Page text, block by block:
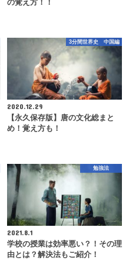
の覚え方！！
3分間世界史 中国編
2020.12.29
【永久保存版】唐の文化総まと
め！覚え方も！
勉強法
2021.8.1
学校の授業は効率悪い？！その理
由とは？解決法もご紹介！